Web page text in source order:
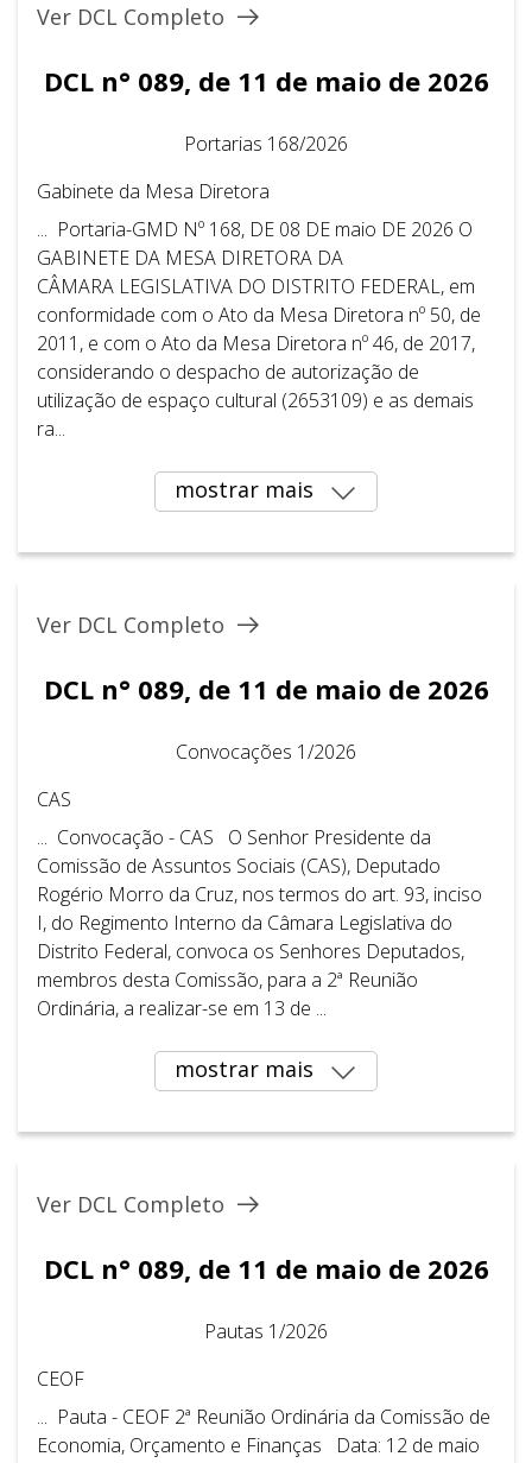
Ver DCL Completo
DCL n° 089, de 11 de maio de 2026
Portarias 168/2026
Gabinete da Mesa Diretora
... Portaria-GMD Nº 168, DE 08 DE maio DE 2026 O
GABINETE DA MESA DIRETORA DA
CÂMARA LEGISLATIVA DO DISTRITO FEDERAL, em
conformidade com o Ato da Mesa Diretora nº 50, de
2011, e com o Ato da Mesa Diretora nº 46, de 2017,
considerando o despacho de autorização de
utilização de espaço cultural (2653109) e as demais
ra...
mostrar mais
Ver DCL Completo
DCL n° 089, de 11 de maio de 2026
Convocações 1/2026
CAS
... Convocação - CAS O Senhor Presidente da
Comissão de Assuntos Sociais (CAS), Deputado
Rogério Morro da Cruz, nos termos do art. 93, inciso
I, do Regimento Interno da Câmara Legislativa do
Distrito Federal, convoca os Senhores Deputados,
membros desta Comissão, para a 2ª Reunião
Ordinária, a realizar-se em 13 de ...
mostrar mais
Ver DCL Completo
DCL n° 089, de 11 de maio de 2026
Pautas 1/2026
CEOF
... Pauta - CEOF 2ª Reunião Ordinária da Comissão de
Economia, Orçamento e Finanças Data: 12 de maio